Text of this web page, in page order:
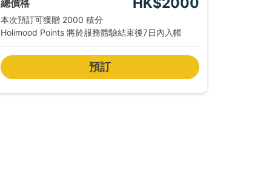
總價格
本次預訂可獲贈 2000 積分
Holimood Points 將於服務體驗結束後7日內入帳
預訂